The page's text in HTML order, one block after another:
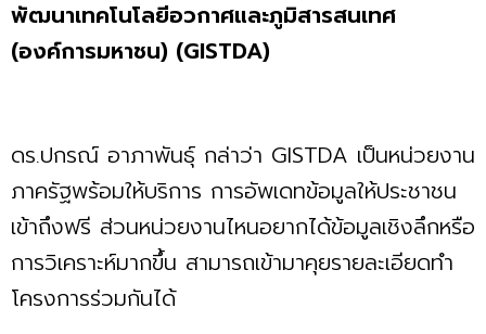
พัฒนาเทคโนโลยีอวกาศและภูมิสารสนเทศ
(องค์การมหาชน) (GISTDA)
ดร.ปกรณ์ อาภาพันธุ์ กล่าว่า GISTDA เป็นหน่วยงาน
ภาครัฐพร้อมให้บริการ การอัพเดทข้อมูลให้ประชาชน
เข้าถึงฟรี ส่วนหน่วยงานไหนอยากได้ข้อมูลเชิงลึกหรือ
การวิเคราะห์มากขึ้น สามารถเข้ามาคุยรายละเอียดทำ
โครงการร่วมกันได้